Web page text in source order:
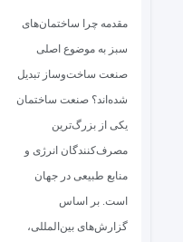
مقدمه چرا ساختمان‌های
سبز به موضوع اصلی
صنعت ساخت‌وساز تبدیل
شده‌اند؟ صنعت ساختمان
یکی از بزرگ‌ترین
مصرف‌کنندگان انرژی و
منابع طبیعی در جهان
است. بر اساس
گزارش‌های بین‌المللی،